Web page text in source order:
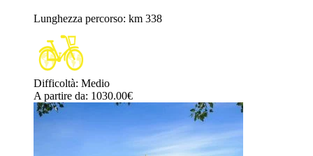
Lunghezza percorso: km 338
Difficoltà: Medio
A partire da: 1030.00€